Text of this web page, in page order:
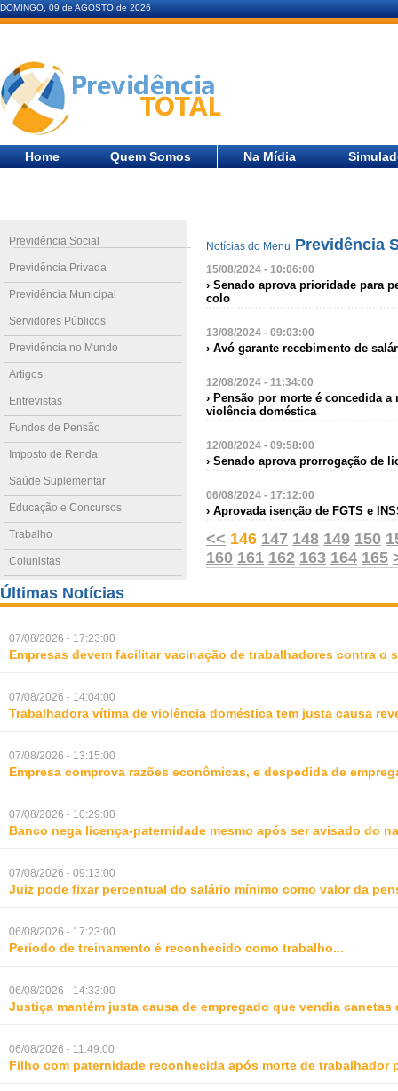
DOMINGO, 09 de AGOSTO de 2026
Home Quem Somos Na Mídia
Previdência Social
Previdência Privada
Previdência Municipal
Servidores Públicos
Previdência no Mundo
Artigos
Entrevistas
Fundos de Pensão
Imposto de Renda
Saúde Suplementar
Educação e Concursos
Trabalho
Colunistas
Notícias do Menu Previdência
15/08/2024 - 10:06:00
› Senado aprova prioridade para
colo
13/08/2024 - 09:03:00
› Avó garante recebimento de
12/08/2024 - 11:34:00
› Pensão por morte é concedida
violência doméstica
12/08/2024 - 09:58:00
› Senado aprova prorrogação de
06/08/2024 - 17:12:00
› Aprovada isenção de FGTS e
<< 146 147 148 149 150
160 161 162 163 164 165
Últimas Notícias
07/08/2026 - 17:23:00
Empresas devem facilitar vacinação de trabalhadores contra o
07/08/2026 - 14:04:00
Trabalhadora vítima de violência doméstica tem justa causa
07/08/2026 - 13:15:00
Empresa comprova razões econômicas, e despedida de
07/08/2026 - 10:29:00
Banco nega licença-paternidade mesmo após ser avisado do
07/08/2026 - 09:13:00
Juiz pode fixar percentual do salário mínimo como valor da
06/08/2026 - 17:23:00
Período de treinamento é reconhecido como trabalho...
06/08/2026 - 14:33:00
Justiça mantém justa causa de empregado que vendia canetas
06/08/2026 - 11:49:00
Filho com paternidade reconhecida após morte de trabalhador